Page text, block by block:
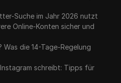
Suche im Jahr 2026 nutzt
Online-Konten sicher und
die 14-Tage-Regelung
schreibt: Tipps für